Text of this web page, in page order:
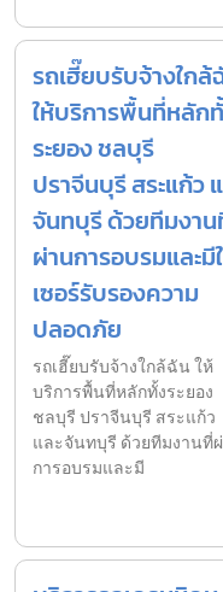
รถเฮี๊ยบรับจ้างใกล้
ให้บริการพื้นที่หลัก
ระยอง ชลบุรี
ปราจีนบุรี สระแก้ว
จันทบุรี ด้วยทีมงาน
ผ่านการอบรมและมี
เซอร์รับรองความ
ปลอดภัย
รถเฮี๊ยบรับจ้างใกล้ฉัน ให้
บริการพื้นที่หลักทั้งระยอง
ชลบุรี ปราจีนบุรี สระแก้ว
และจันทบุรี ด้วยทีมงานที่
การอบรมและมี